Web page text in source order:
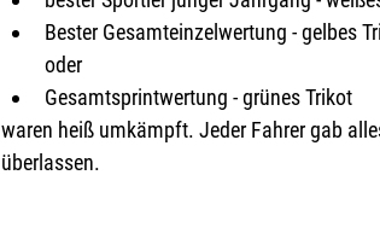
Bester Gesamteinzelwertung - gelbes
oder
Gesamtsprintwertung - grünes Trikot
waren heiß umkämpft. Jeder Fahrer gab
überlassen.